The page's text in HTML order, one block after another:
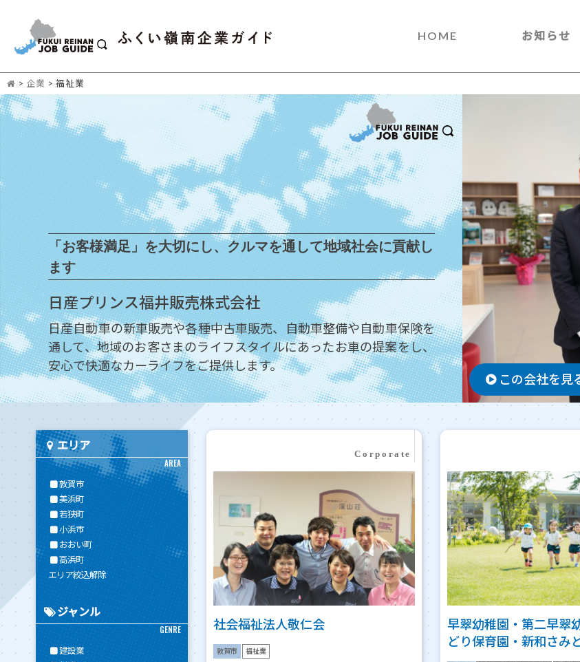
HOME お知らせ
> 企業 > 福祉業
「お客様満足」を大切にし、クルマを通して地域社会に貢献し
ます
日産プリンス福井販売株式会社
日産自動車の新車販売や各種中古車販売、自動車整備や自動車保険を
通して、地域のお客さまのライフスタイルにあったお車の提案をし、
安心で快適なカーライフをご提供します。
この会社を見
エリア
AREA
敦賀市
美浜町
若狭町
小浜市
おおい町
高浜町
エリア絞込解除
ジャンル
GENRE
建設業
社会福祉法人敬仁会
敦賀市 福祉業
早翠幼稚園・第二早翠
どり保育園・新和さみ